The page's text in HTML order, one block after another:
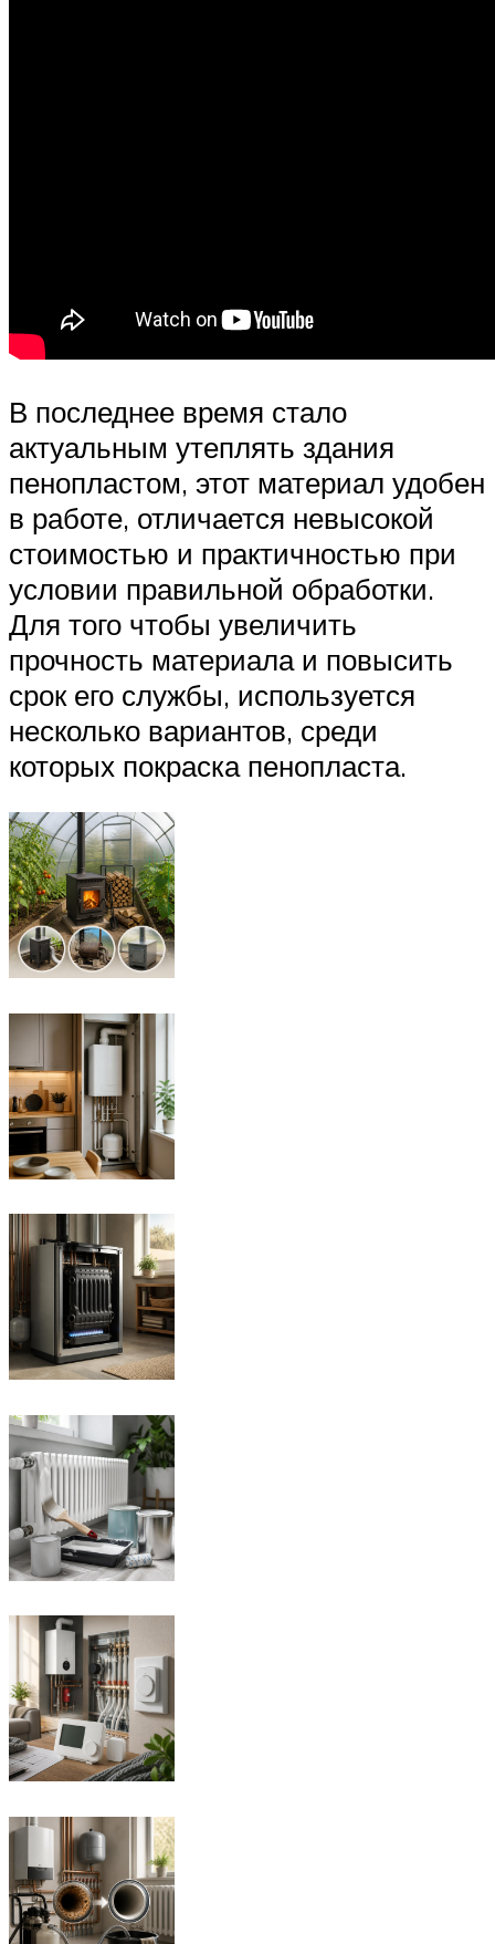
В последнее время стало
актуальным утеплять здания
пенопластом, этот материал удобен
в работе, отличается невысокой
стоимостью и практичностью при
условии правильной обработки.
Для того чтобы увеличить
прочность материала и повысить
срок его службы, используется
несколько вариантов, среди
которых покраска пенопласта.